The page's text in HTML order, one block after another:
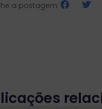
a postagem: